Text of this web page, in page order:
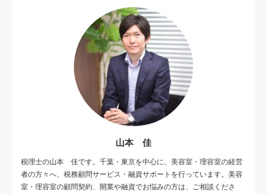
山本 佳
税理士の山本 佳です。千葉・東京を中心に、美容室・理容室の経営
者の方々へ、税務顧問サービス・融資サポートを行っています。美容
室・理容室の顧問契約、開業や融資でお悩みの方は、ご相談くださ